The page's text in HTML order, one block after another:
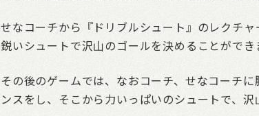
せなコーチから『ドリブルシュート』のレクチャ
鋭いシュートで沢山のゴールを決めることができ
その後のゲームでは、なおコーチ、せなコーチ
ンスをし、そこから力いっぱいのシュートで、沢